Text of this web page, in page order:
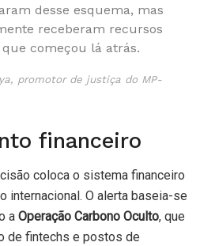
desse esquema, mas
receberam recursos
que começou lá atrás.
promotor de justiça do MP-
financeiro
coloca o sistema financeiro
internacional. O alerta baseia-se
a Operação Carbono Oculto, que
de fintechs e postos de